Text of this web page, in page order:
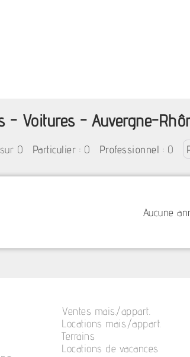
- Voitures - Auvergne-
0 Particulier : 0 Professionnel : 0
Aucune
Ventes mais./appart.
Locations mais./appart.
Terrains
Locations de vacances